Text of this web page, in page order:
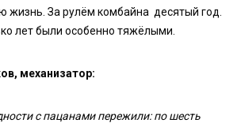
жизнь. За рулём комбайна десятый год.
лет были особенно тяжёлыми.
механизатор:
с пацанами пережили: по шесть